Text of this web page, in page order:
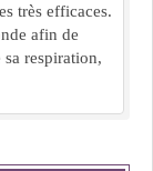
très efficaces.
afin de
respiration,